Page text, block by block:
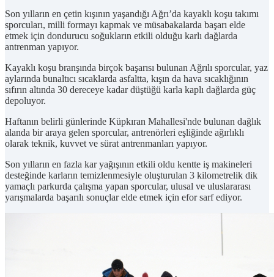
Son yılların en çetin kışının yaşandığı Ağrı’da kayaklı koşu takımı
sporcuları, milli formayı kapmak ve müsabakalarda başarı elde
etmek için dondurucu soğukların etkili olduğu karlı dağlarda
antrenman yapıyor.
Kayaklı koşu branşında birçok başarısı bulunan Ağrılı sporcular, yaz
aylarında bunaltıcı sıcaklarda asfaltta, kışın da hava sıcaklığının
sıfırın altında 30 dereceye kadar düştüğü karla kaplı dağlarda güç
depoluyor.
Haftanın belirli günlerinde Küpkıran Mahallesi'nde bulunan dağlık
alanda bir araya gelen sporcular, antrenörleri eşliğinde ağırlıklı
olarak teknik, kuvvet ve sürat antrenmanları yapıyor.
Son yılların en fazla kar yağışının etkili oldu kentte iş makineleri
desteğinde karların temizlenmesiyle oluşturulan 3 kilometrelik dik
yamaçlı parkurda çalışma yapan sporcular, ulusal ve uluslararası
yarışmalarda başarılı sonuçlar elde etmek için efor sarf ediyor.